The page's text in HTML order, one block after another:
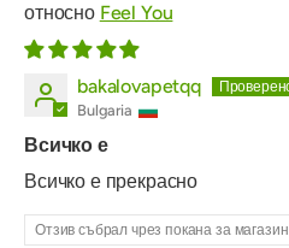
Feel You
bakalovapetqq
Bulgaria
Всичко е
Всичко е прекрасно
Отзив събрал чрез покана за магазин